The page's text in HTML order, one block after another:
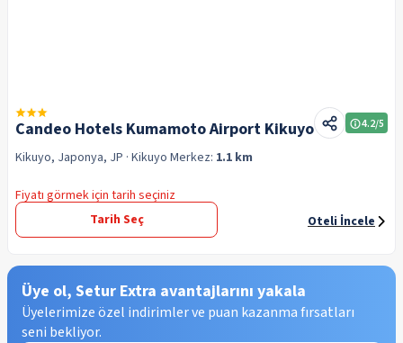
Candeo Hotels Kumamoto Airport Kikuyo 4.2/5
Kikuyo, Japonya, JP · Kikuyo Merkez: 1.1 km
Fiyatı görmek için tarih seçiniz
Tarih Seç
Oteli İncele
Üye ol, Setur Extra avantajlarını yakala
Üyelerimize özel indirimler ve puan kazanma fırsatları
seni bekliyor.